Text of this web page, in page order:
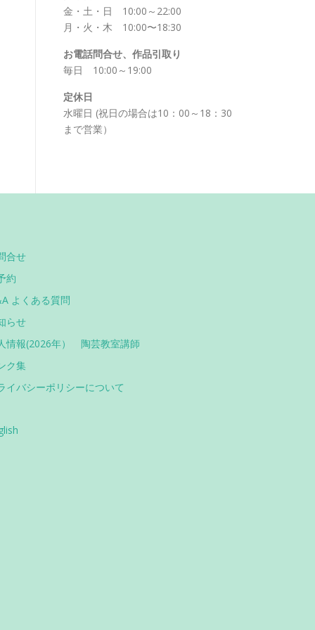
金・土・日 10:00～22:00
月・火・木 10:00〜18:30
お電話問合せ、作品引取り
毎日 10:00～19:00
定休日
水曜日 (祝日の場合は10：00～18：30
まで営業）
合せ
約
よくある質問
らせ
情報(2026年） 陶芸教室講師
ク集
イバシーポリシーについて